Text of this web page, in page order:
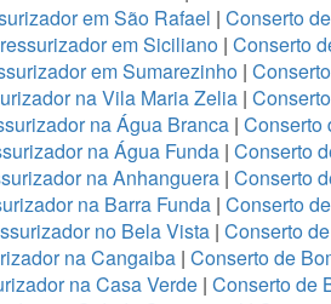
em São Rafael | Conserto
em Siciliano | Conserto
em Sumarezinho|
na Vila Maria Zelia|
na Água Branca | Conserto
na Água Funda| Conserto
na Anhanguera| Conserto
na Barra Funda | Conserto
no Bela Vista | Conserto
na Cangaiba | Conserto de
na Casa Verde | Conserto de